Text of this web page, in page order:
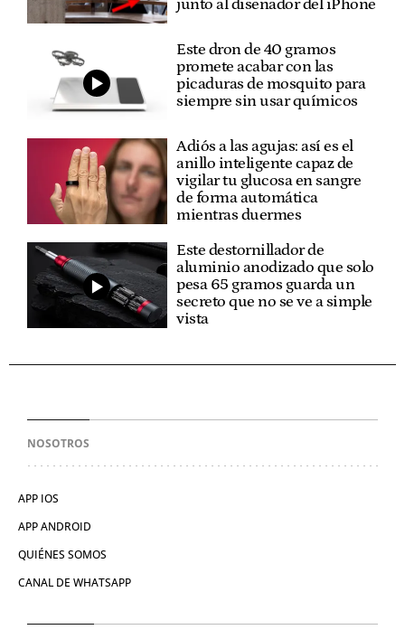
junto al diseñador del iPhone
Este dron de 40 gramos
promete acabar con las
picaduras de mosquito para
siempre sin usar químicos
Adiós a las agujas: así es el
anillo inteligente capaz de
vigilar tu glucosa en sangre
de forma automática
mientras duermes
Este destornillador de
aluminio anodizado que solo
pesa 65 gramos guarda un
secreto que no se ve a simple
vista
NOSOTROS
APP IOS
APP ANDROID
QUIÉNES SOMOS
CANAL DE WHATSAPP